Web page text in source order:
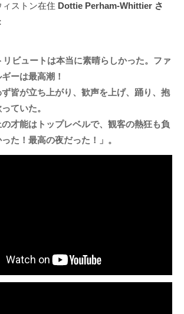
ストン在住 Dottie Perham-Whittier さ
リビュートは本当に素晴らしかった。ファ
ーは最高潮！
皆が立ち上がり、歓声を上げ、踊り、抱
ていた。
の才能はトップレベルで、観客の熱狂も負
た！最高の夜だった！」。